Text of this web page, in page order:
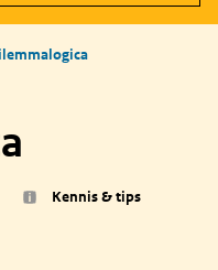
Kennis & tips